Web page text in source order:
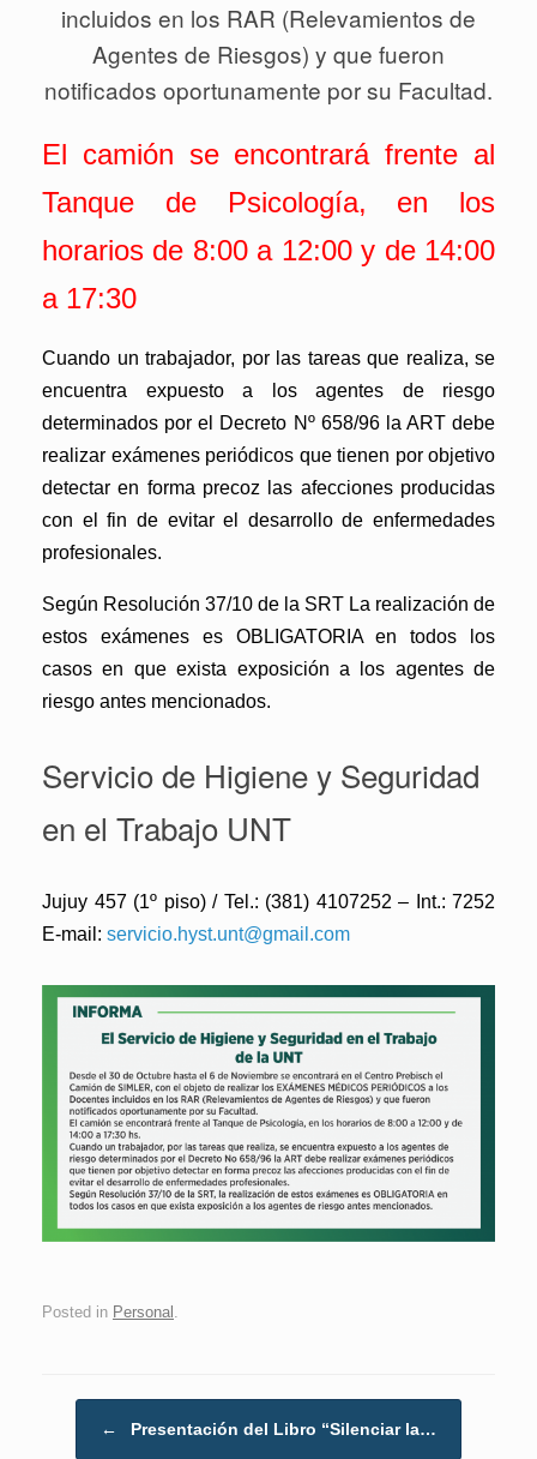
incluidos en los RAR (Relevamientos de
Agentes de Riesgos) y que fueron
notificados oportunamente por su Facultad.
El camión se encontrará frente al
Tanque de Psicología, en los
horarios de 8:00 a 12:00 y de 14:00
a 17:30
Cuando un trabajador, por las tareas que realiza, se
encuentra expuesto a los agentes de riesgo
determinados por el Decreto Nº 658/96 la ART debe
realizar exámenes periódicos que tienen por objetivo
detectar en forma precoz las afecciones producidas
con el fin de evitar el desarrollo de enfermedades
profesionales.
Según Resolución 37/10 de la SRT La realización de
estos exámenes es OBLIGATORIA en todos los
casos en que exista exposición a los agentes de
riesgo antes mencionados.
Servicio de Higiene y Seguridad
en el Trabajo UNT
Jujuy 457 (1º piso) / Tel.: (381) 4107252 – Int.: 7252
E-mail: servicio.hyst.unt@gmail.com
Posted in Personal .
← Presentación del Libro “Silenciar la…